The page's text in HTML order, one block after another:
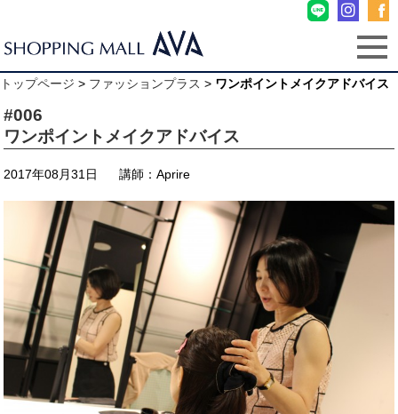
トップページ > ファッションプラス > ワンポイントメイクアドバイス
#006
ワンポイントメイクアドバイス
2017年08月31日 講師：Aprire